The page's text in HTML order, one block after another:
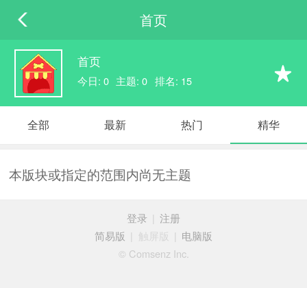
首页
首页
今日: 0 主题: 0 排名: 15
全部 最新 热门 精华
本版块或指定的范围内尚无主题
登录
注册
简易版
触屏版
电脑版
© Comsenz Inc.